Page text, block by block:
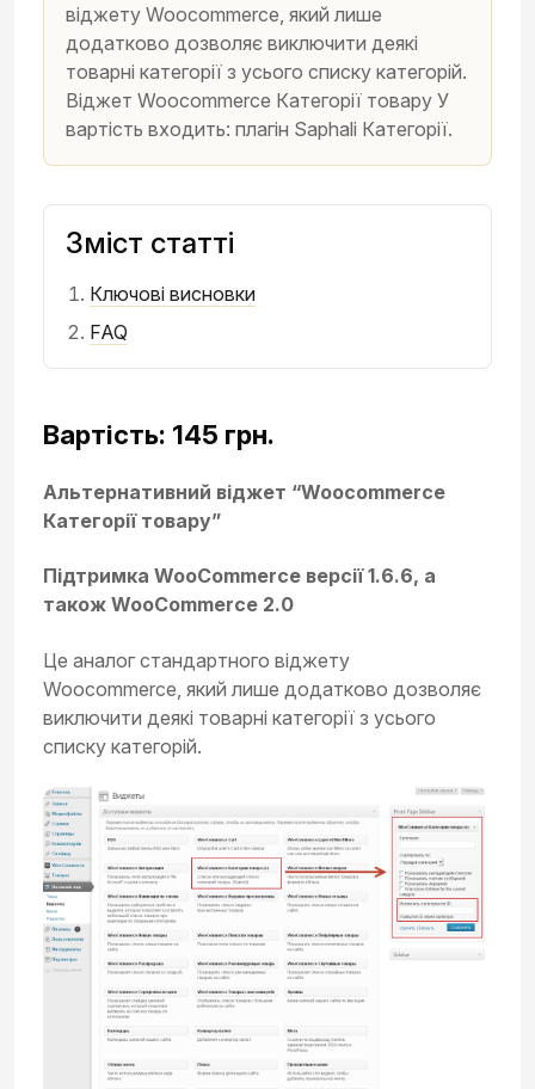
віджету Woocommerce, який лише
додатково дозволяє виключити деякі
товарні категорії з усього списку категорій.
Віджет Woocommerce Категорії товару У
вартість входить: плагін Saphali Категорії.
Зміст статті
Ключові висновки
FAQ
Вартість: 145 грн.
Альтернативний віджет “Woocommerce
Категорії товару”
Підтримка WooCommerce версії 1.6.6, а
також WooCommerce 2.0
Це аналог стандартного віджету
Woocommerce, який лише додатково дозволяє
виключити деякі товарні категорії з усього
списку категорій.